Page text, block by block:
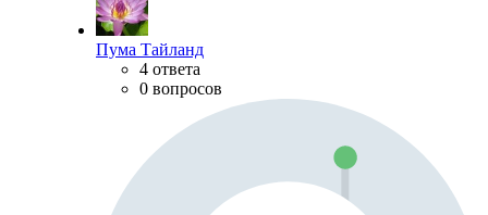
Пума Тайланд
4 ответа
0 вопросов